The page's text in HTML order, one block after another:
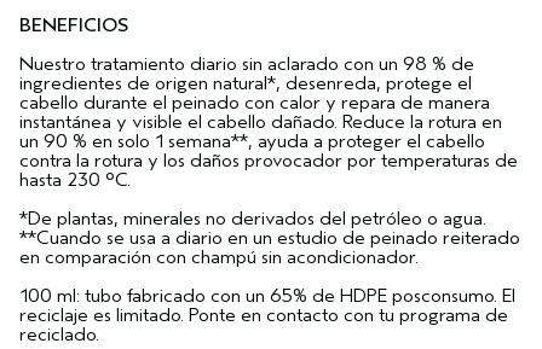
BENEFICIOS
Nuestro tratamiento diario sin aclarado con un 98 % de
ingredientes de origen natural*, desenreda, protege el
cabello durante el peinado con calor y repara de manera
instantánea y visible el cabello dañado. Reduce la rotura en
un 90 % en solo 1 semana**, ayuda a proteger el cabello
contra la rotura y los daños provocador por temperaturas de
hasta 230 °C.
*De plantas, minerales no derivados del petróleo o agua.
**Cuando se usa a diario en un estudio de peinado reiterado
en comparación con champú sin acondicionador.
100 ml: tubo fabricado con un 65% de HDPE posconsumo. El
reciclaje es limitado. Ponte en contacto con tu programa de
reciclado.